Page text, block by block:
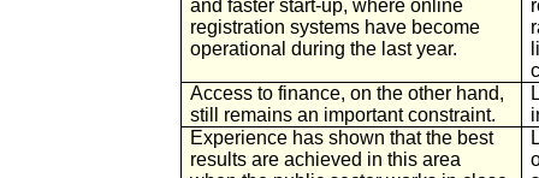
and faster start-up, where online
registration systems have become
operational during the last year.
Access to finance, on the other hand,
still remains an important constraint.
Experience has shown that the best
results are achieved in this area